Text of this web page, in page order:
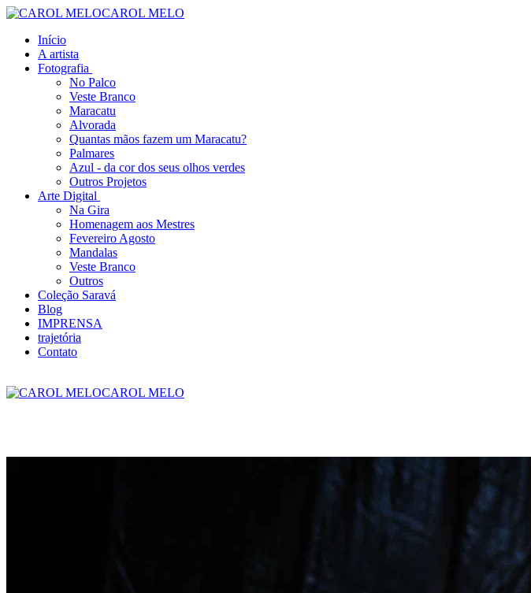
CAROL MELO
Início
A artista
Fotografia
No Palco
Veste Branco
Maracatu
Alvorada
Quantas mãos fazem um Maracatu?
Palmares
Azul - da cor dos seus olhos verdes
Outros Projetos
Arte Digital
Na Gira
Homenagem aos Mestres
Fevereiro Agosto
Mandalas
Veste Branco
Outros
Coleção Saravá
Blog
IMPRENSA
trajetória
Contato
CAROL MELO